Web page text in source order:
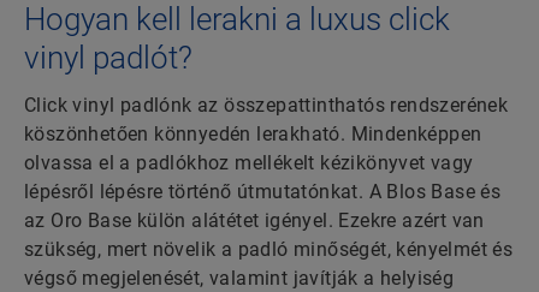
Hogyan kell lerakni a luxus click
vinyl padlót?
Click vinyl padlónk az összepattinthatós rendszerének
köszönhetően könnyedén lerakható. Mindenképpen
olvassa el a padlókhoz mellékelt kézikönyvet vagy
lépésről lépésre történő útmutatónkat. A Blos Base és
az Oro Base külön alátétet igényel. Ezekre azért van
szükség, mert növelik a padló minőségét, kényelmét és
végső megjelenését, valamint javítják a helyiség